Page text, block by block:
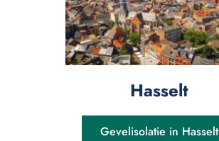
Hasselt
Gevelisolatie in Hasselt